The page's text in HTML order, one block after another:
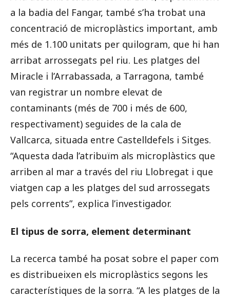
a la badia del Fangar, també s’ha trobat una
concentració de microplàstics important, amb
més de 1.100 unitats per quilogram, que hi han
arribat arrossegats pel riu. Les platges del
Miracle i l’Arrabassada, a Tarragona, també
van registrar un nombre elevat de
contaminants (més de 700 i més de 600,
respectivament) seguides de la cala de
Vallcarca, situada entre Castelldefels i Sitges.
“Aquesta dada l’atribuïm als microplàstics que
arriben al mar a través del riu Llobregat i que
viatgen cap a les platges del sud arrossegats
pels corrents”, explica l’investigador.
El tipus de sorra, element determinant
La recerca també ha posat sobre el paper com
es distribueixen els microplàstics segons les
característiques de la sorra. “A les platges de la